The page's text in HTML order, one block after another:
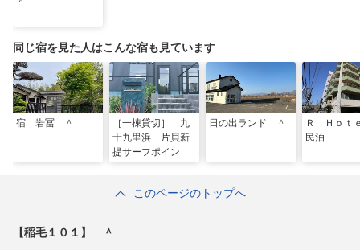
同じ宿を見た人はこんな宿も見ています
宿 岩冨 ＾
［一棟貸切］ 九
十九里浜 片貝新
提サーフポイント
＾
日の出ランド ＾
Ｒ Ｈｏｔ
民泊
このページのトップへ
【稲毛１０１】 ＾